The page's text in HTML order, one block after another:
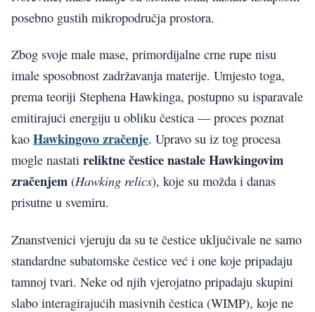
posebno gustih mikropodručja prostora.
Zbog svoje male mase, primordijalne crne rupe nisu
imale sposobnost zadržavanja materije. Umjesto toga,
prema teoriji Stephena Hawkinga, postupno su isparavale
emitirajući energiju u obliku čestica — proces poznat
kao Hawkingovo zračenje. Upravo su iz tog procesa
mogle nastati reliktne čestice nastale Hawkingovim
zračenjem (Hawking relics), koje su možda i danas
prisutne u svemiru.
Znanstvenici vjeruju da su te čestice uključivale ne samo
standardne subatomske čestice već i one koje pripadaju
tamnoj tvari. Neke od njih vjerojatno pripadaju skupini
slabo interagirajućih masivnih čestica (WIMP), koje ne